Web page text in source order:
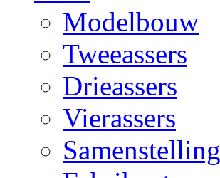
Modelbouw
Tweeassers
Drieassers
Vierassers
Samenstelling